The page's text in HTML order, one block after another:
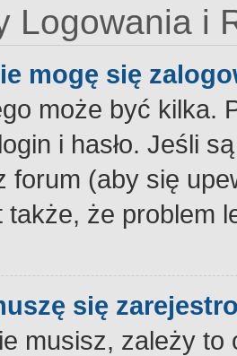
Logowania i
mogę się
może być kilka.
i hasło. Jeśli
forum (aby się
także, że problem
się
musisz, zależy